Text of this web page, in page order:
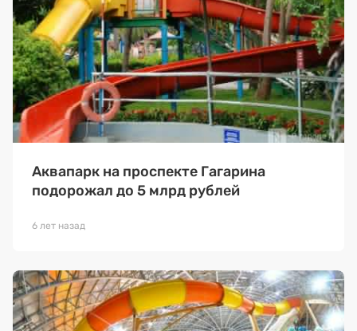
Аквапарк на проспекте Гагарина
подорожал до 5 млрд рублей
6 лет назад